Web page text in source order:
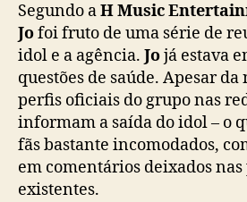
Segundo aH Music
Jofoi fruto de uma série de
idol e a agência. Jojá estava
questões de saúde. Apesar da
perfis oficiais do grupo nas
informam a saída do idol – o
fãs bastante incomodados,
em comentários deixados
existentes.